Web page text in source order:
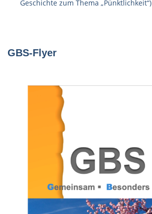
Geschichte zum Thema „Pünktlichkeit“)
GBS-Flyer